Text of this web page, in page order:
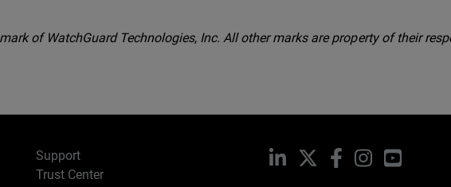
of WatchGuard Technologies, Inc. All other marks are property of their
Support
Trust Center
LinkedIn Facebook
InstagramYouTube